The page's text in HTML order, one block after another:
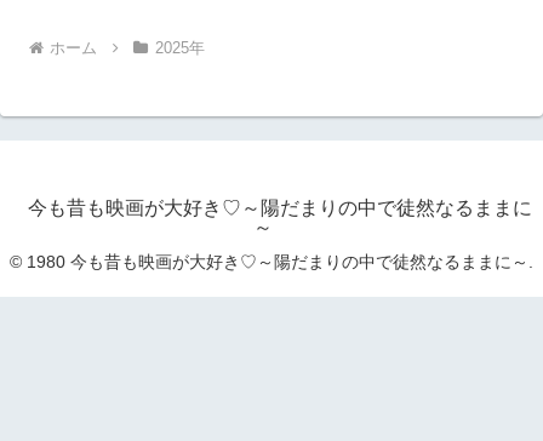
ホーム 2025年
今も昔も映画が大好き♡～陽だまりの中で徒然なるままに
～
© 1980 今も昔も映画が大好き♡～陽だまりの中で徒然なるままに～.